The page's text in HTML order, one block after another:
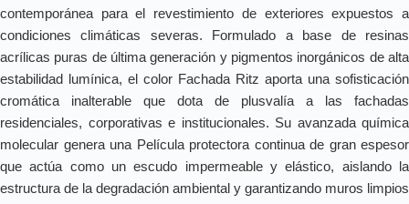
contemporánea para el revestimiento de exteriores expuestos a
condiciones climáticas severas. Formulado a base de resinas
acrílicas puras de última generación y pigmentos inorgánicos de alta
estabilidad lumínica, el color Fachada Ritz aporta una sofisticación
cromática inalterable que dota de plusvalía a las fachadas
residenciales, corporativas e institucionales. Su avanzada química
molecular genera una Película protectora continua de gran espesor
que actúa como un escudo impermeable y elástico, aislando la
estructura de la degradación ambiental y garantizando muros limpios